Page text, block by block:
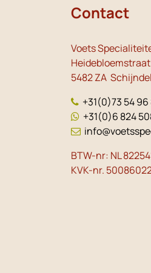
Contact
Voets
5482 ZA Schijndel
+31(0)73 54 96
+31(0)6 824
BTW-nr: NL
KVK-nr.